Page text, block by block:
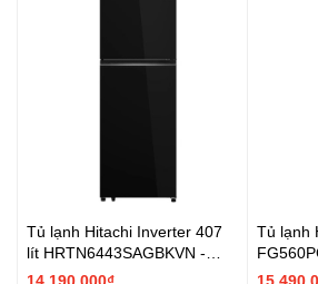
Tủ lạnh Hitachi Inverter 407
lít HRTN6443SAGBKVN -
Chính hãng
14.190.000₫
Tủ lạnh
450 lít -